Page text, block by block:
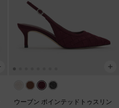
ウーブン ポインテッドトゥスリン